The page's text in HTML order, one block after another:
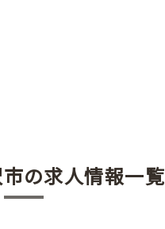
の求人情報一覧